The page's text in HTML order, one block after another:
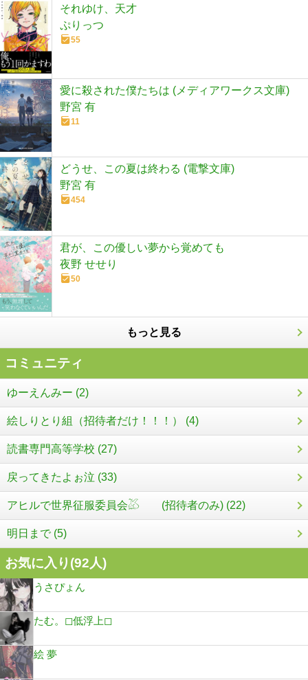
それゆけ、天才
ぷりっつ
55
愛に殺された僕たちは (メディアワークス文庫)
野宮 有
11
どうせ、この夏は終わる (電撃文庫)
野宮 有
454
君が、この優しい夢から覚めても
夜野 せせり
50
もっと見る
コミュニティ
ゆーえんみー (2)
絵しりとり組（招待者だけ！！！） (4)
読書専門高等学校 (27)
戻ってきたよぉ泣 (33)
アヒルで世界征服委員会𓅷 (招待者のみ) (22)
明日まで (5)
お気に入り(92人)
うさぴょん
たむ。◻︎低浮上◻︎
絵 夢